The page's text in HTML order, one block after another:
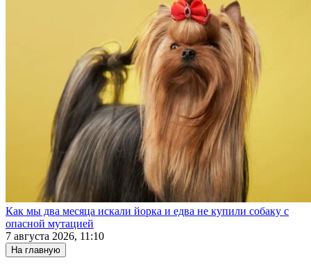
Как мы два месяца искали йорка и едва не купили собаку с
опасной мутацией
7 августа 2026, 11:10
На главную